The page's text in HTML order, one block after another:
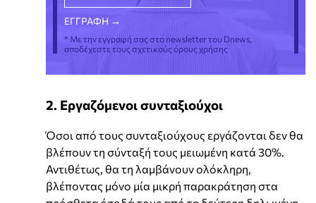
* Με την εγγραφή σας στο newsletter του Dnews,
αποδέχεστε τους σχετικούς όρους χρήσης
2. Εργαζόμενοι συνταξιούχοι
Όσοι από τους συνταξιούχους εργάζονται δεν θα
βλέπουν τη σύνταξή τους μειωμένη κατά 30%.
Αντιθέτως, θα τη λαμβάνουν ολόκληρη,
βλέποντας μόνο μία μικρή παρακράτηση στα